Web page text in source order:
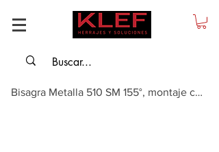
Bisagra Metalla 510 SM 155°, montaje con superposición completa con cierre suave